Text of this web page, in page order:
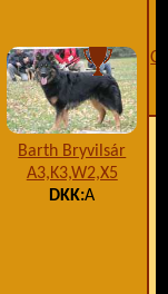
Barth Bryvilsár
A3,K3,W2,X5
DKK:A